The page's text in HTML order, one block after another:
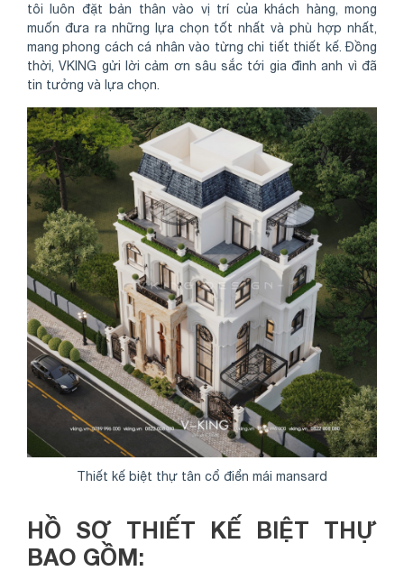
tôi luôn đặt bản thân vào vị trí của khách hàng, mong
muốn đưa ra những lựa chọn tốt nhất và phù hợp nhất,
mang phong cách cá nhân vào từng chi tiết thiết kế. Đồng
thời, VKING gửi lời cảm ơn sâu sắc tới gia đình anh vì đã
tin tưởng và lựa chọn.
Thiết kế biệt thự tân cổ điển mái mansard
HỒ SƠ THIẾT KẾ BIỆT THỰ
BAO GỒM: